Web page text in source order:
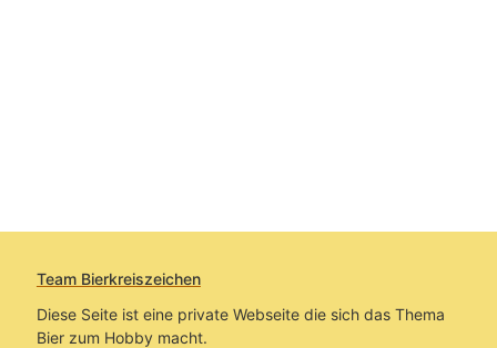
Team Bierkreiszeichen
Diese Seite ist eine private Webseite die sich das Thema
Bier zum Hobby macht.